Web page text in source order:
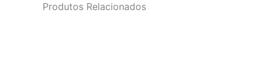
Produtos Relacionados